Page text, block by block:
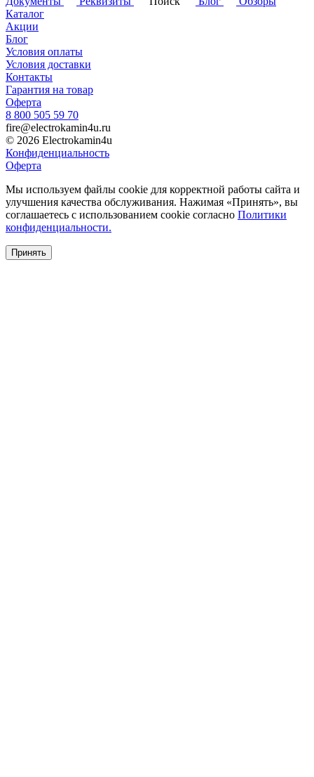
Каталог
Акции
Блог
Условия оплаты
Условия доставки
Контакты
Гарантия на товар
Оферта
8 800 505 59 70
fire@electrokamin4u.ru
© 2026 Electrokamin4u
Конфиденциальность
Оферта
Мы используем файлы cookie для корректной работы сайта и
улучшения качества обслуживания. Нажимая «Принять», вы
соглашаетесь с использованием cookie согласно Политики
конфиденциальности.
Принять